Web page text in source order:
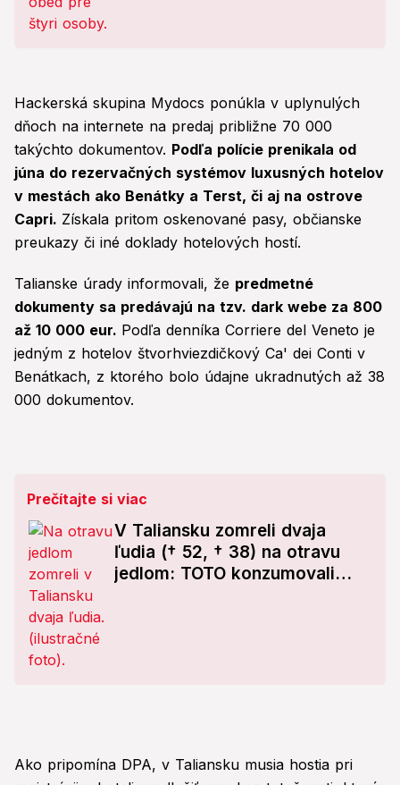
Hackerská skupina Mydocs ponúkla v uplynulých
dňoch na internete na predaj približne 70 000
takýchto dokumentov. Podľa polície prenikala od
júna do rezervačných systémov luxusných hotelov
v mestách ako Benátky a Terst, či aj na ostrove
Capri. Získala pritom oskenované pasy, občianske
preukazy či iné doklady hotelových hostí.
Talianske úrady informovali, že predmetné
dokumenty sa predávajú na tzv. dark webe za 800
až 10 000 eur. Podľa denníka Corriere del Veneto je
jedným z hotelov štvorhviezdičkový Ca' dei Conti v
Benátkach, z ktorého bolo údajne ukradnutých až 38
000 dokumentov.
Prečítajte si viac
V Taliansku zomreli dvaja
ľudia († 52, † 38) na otravu
jedlom: TOTO konzumovali
Ako pripomína DPA, v Taliansku musia hostia pri